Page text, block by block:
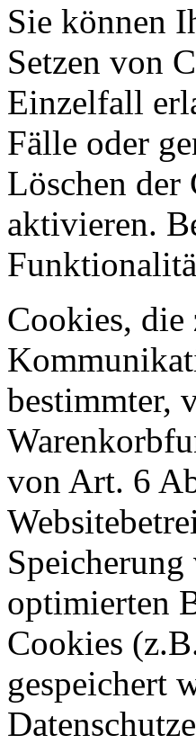
Sie können
Setzen von
Einzelfall
Fälle oder
Löschen der
aktivieren.
Cookies,
bestimmter,
von Art. 6
optimierten
Cookies
gespeichert